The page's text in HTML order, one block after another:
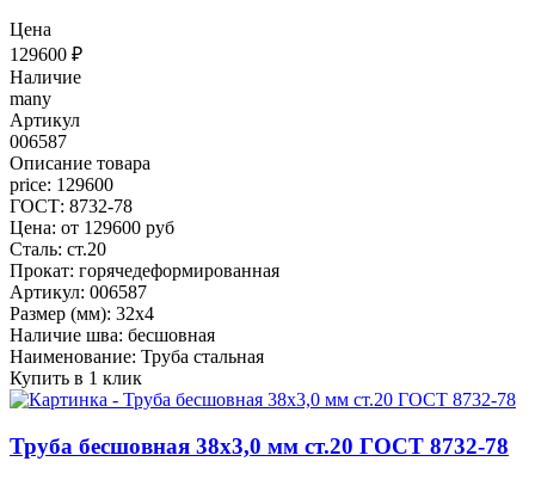
Цена
129600 ₽
Наличие
many
Артикул
006587
Описание товара
price: 129600
ГОСТ: 8732-78
Цена: от 129600 руб
Сталь: ст.20
Прокат: горячедеформированная
Артикул: 006587
Размер (мм): 32x4
Наличие шва: бесшовная
Наименование: Труба стальная
Купить в 1 клик
Труба бесшовная 38x3,0 мм ст.20 ГОСТ 8732-78